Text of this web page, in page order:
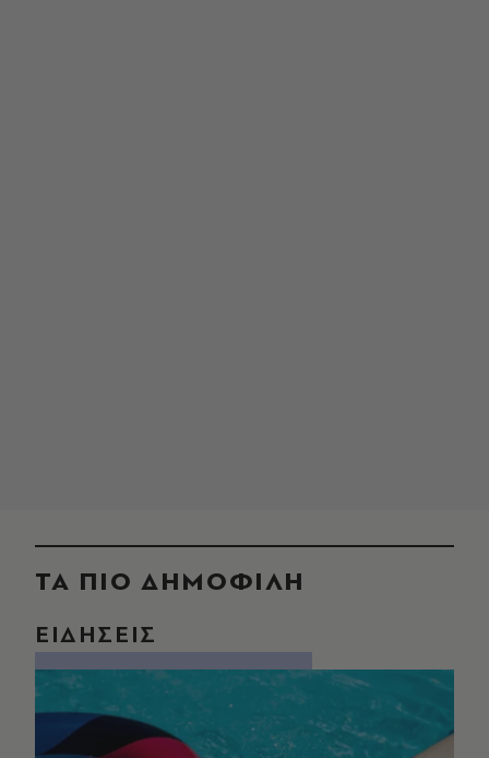
ΤΑ ΠΙΟ ΔΗΜΟΦΙΛΗ
ΕΙΔΗΣΕΙΣ